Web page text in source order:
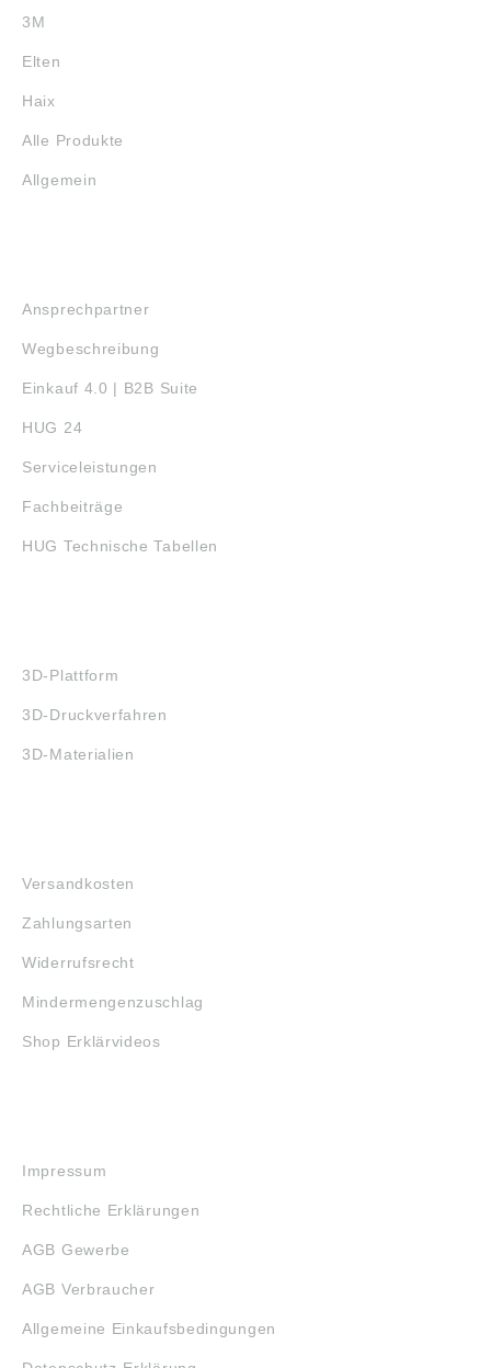
3M
Elten
Haix
Alle Produkte
Allgemein
Ansprechpartner
Wegbeschreibung
Einkauf 4.0 | B2B Suite
HUG 24
Serviceleistungen
Fachbeiträge
HUG Technische Tabellen
3D-Plattform
3D-Druckverfahren
3D-Materialien
Versandkosten
Zahlungsarten
Widerrufsrecht
Mindermengenzuschlag
Shop Erklärvideos
Impressum
Rechtliche Erklärungen
AGB Gewerbe
AGB Verbraucher
Allgemeine Einkaufsbedingungen